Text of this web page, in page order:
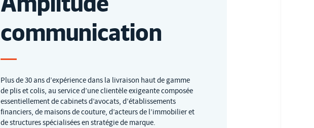
communication
Plus de 30 ans d’expérience dans la livraison haut de gamme
de plis et colis, au service d’une clientèle exigeante composée
essentiellement de cabinets d’avocats, d’établissements
financiers, de maisons de couture, d’acteurs de l’immobilier et
de structures spécialisées en stratégie de marque.